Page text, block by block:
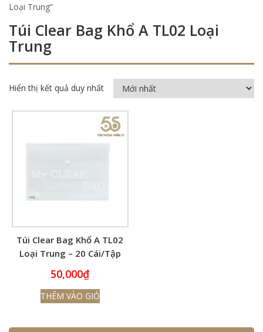
Loại Trung”
Túi Clear Bag Khổ A TL02 Loại
Trung
Hiển thị kết quả duy nhất
Túi Clear Bag Khổ A TL02
Loại Trung – 20 Cái/Tập
50,000₫
THÊM VÀO GIỎ